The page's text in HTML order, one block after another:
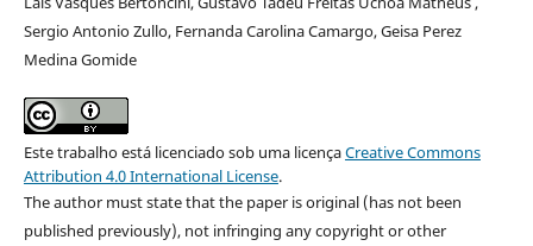
Sergio Antonio Zullo, Fernanda Carolina Camargo, Geisa Perez
Medina Gomide
Este trabalho está licenciado sob uma licençaCreative Commons
Attribution 4.0 International License.
The author must state that the paper is original (has not been
published previously), not infringing any copyright or other